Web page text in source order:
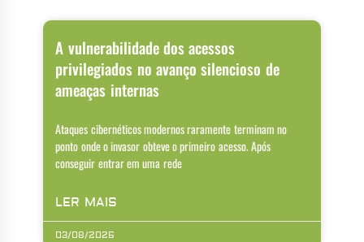
A vulnerabilidade dos acessos
privilegiados no avanço silencioso de
ameaças internas
Ataques cibernéticos modernos raramente terminam no
ponto onde o invasor obteve o primeiro acesso. Após
conseguir entrar em uma rede
LER MAIS
03/08/2026